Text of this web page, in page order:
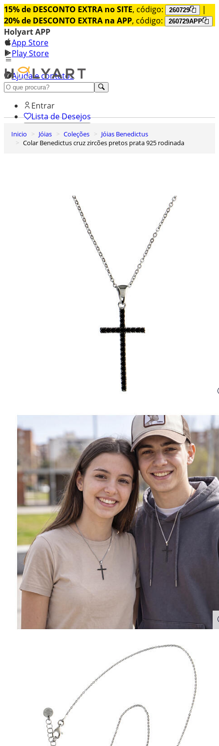
15% de DESCONTO EXTRA no SITE, código: 260729
|
20% de DESCONTO EXTRA na APP, código: 260729APP
Holyart APP
App Store
Play Store
Ajuda e contatos
Conheça premium
Entrar
Lista de Desejos
0
Carrinho de Compras
Inicio Jóias Coleções
Jóias Benedictus
Colar Benedictus cruz zircões pretos prata 925 rodinada